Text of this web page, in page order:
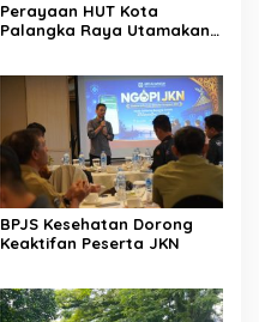
Perayaan HUT Kota
Palangka Raya Utamakan
BPJS Kesehatan Dorong
Keaktifan Peserta JKN